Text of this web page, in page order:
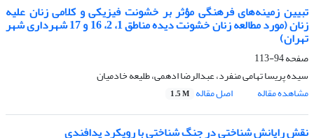
تبیین زمینه‌های فرهنگی مؤثر بر خشونت فیزیکی و کلامی زنان علیه
زنان(مورد مطالعه زنان خشونت دیده مناطق 1 ، 2، 16 و 17 شهرداری شهر
تهران)
صفحه94-113
سیده پریسا تهامی منفرد، عبدالرضا ادهمی، طلیعه خادمیان
مشاهده مقاله
اصل مقاله 1.5 M
نقش رایانش شناختی در جنگ شناختی با رویکرد پدافندی